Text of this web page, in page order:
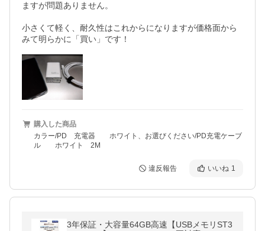
ますが問題ありません。
小さくて軽く、耐久性はこれからになりますが価格面から
みて明らかに「買い」です！
購入した商品
カラー/PD 充電器 ホワイト、お選びください/PD充電ケーブ
ル ホワイト 2M
違反報告 いいね 1
3年保証・大容量64GB高速【USBメモリST3